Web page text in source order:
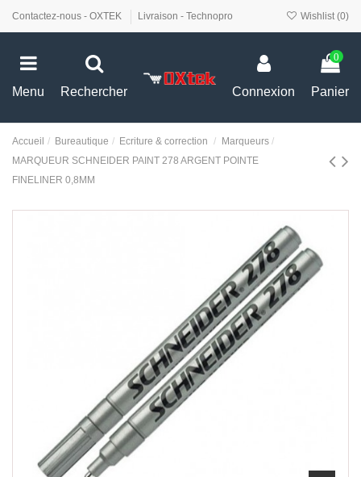
Contactez-nous - OXTEK Livraison - Technopro Wishlist (0)
Menu Rechercher Connexion
0
Panier
Accueil Bureautique Ecriture & correction
Marqueurs
MARQUEUR SCHNEIDER PAINT 278 ARGENT POINTE
FINELINER 0,8MM